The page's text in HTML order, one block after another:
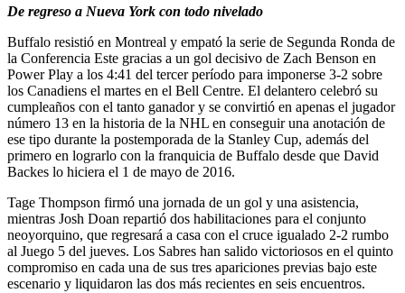
De regreso a Nueva York con todo nivelado
Buffalo resistió en Montreal y empató la serie de Segunda Ronda de
la Conferencia Este gracias a un gol decisivo de Zach Benson en
Power Play a los 4:41 del tercer período para imponerse 3-2 sobre
los Canadiens el martes en el Bell Centre. El delantero celebró su
cumpleaños con el tanto ganador y se convirtió en apenas el jugador
número 13 en la historia de la NHL en conseguir una anotación de
ese tipo durante la postemporada de la Stanley Cup, además del
primero en lograrlo con la franquicia de Buffalo desde que David
Backes lo hiciera el 1 de mayo de 2016.
Tage Thompson firmó una jornada de un gol y una asistencia,
mientras Josh Doan repartió dos habilitaciones para el conjunto
neoyorquino, que regresará a casa con el cruce igualado 2-2 rumbo
al Juego 5 del jueves. Los Sabres han salido victoriosos en el quinto
compromiso en cada una de sus tres apariciones previas bajo este
escenario y liquidaron las dos más recientes en seis encuentros.